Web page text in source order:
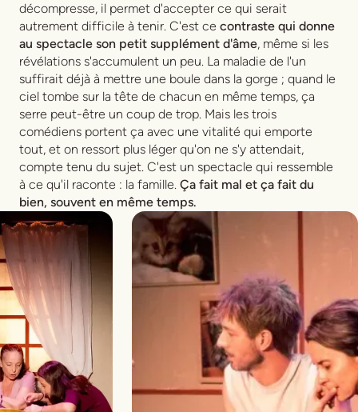
décompresse, il permet d'accepter ce qui serait
autrement difficile à tenir. C'est ce contraste qui donne
au spectacle son petit supplément d'âme, même si les
révélations s'accumulent un peu. La maladie de l'un
suffirait déjà à mettre une boule dans la gorge ; quand le
ciel tombe sur la tête de chacun en même temps, ça
serre peut-être un coup de trop. Mais les trois
comédiens portent ça avec une vitalité qui emporte
tout, et on ressort plus léger qu'on ne s'y attendait,
compte tenu du sujet. C'est un spectacle qui ressemble
à ce qu'il raconte : la famille. Ça fait mal et ça fait du
bien, souvent en même temps.